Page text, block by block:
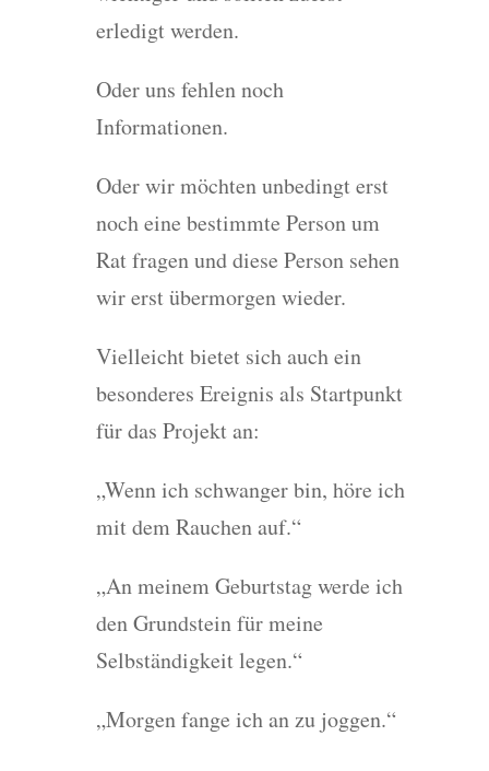
erledigt werden.
Oder uns fehlen noch
Informationen.
Oder wir möchten unbedingt erst
noch eine bestimmte Person um
Rat fragen und diese Person sehen
wir erst übermorgen wieder.
Vielleicht bietet sich auch ein
besonderes Ereignis als Startpunkt
für das Projekt an:
„Wenn ich schwanger bin, höre ich
mit dem Rauchen auf.“
„An meinem Geburtstag werde ich
den Grundstein für meine
Selbständigkeit legen.“
„Morgen fange ich an zu joggen.“